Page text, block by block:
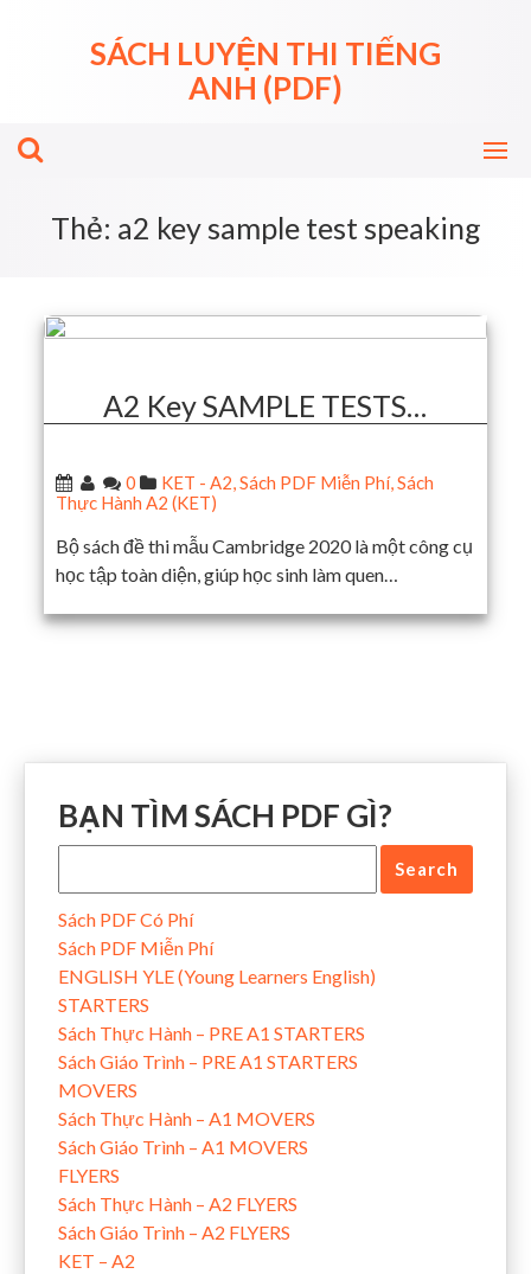
SÁCH LUYỆN THI TIẾNG
ANH (PDF)
Thẻ: a2 key sample test speaking
A2 Key SAMPLE TESTS…
0 KET - A2,Sách PDF Miễn Phí,Sách
Thực Hành A2 (KET)
Bộ sách đề thi mẫu Cambridge 2020 là một công cụ
học tập toàn diện, giúp học sinh làm quen…
BẠN TÌM SÁCH PDF GÌ?
Sách PDF Có Phí
Sách PDF Miễn Phí
ENGLISH YLE (Young Learners English)
STARTERS
Sách Thực Hành – PRE A1 STARTERS
Sách Giáo Trình – PRE A1 STARTERS
MOVERS
Sách Thực Hành – A1 MOVERS
Sách Giáo Trình – A1 MOVERS
FLYERS
Sách Thực Hành – A2 FLYERS
Sách Giáo Trình – A2 FLYERS
KET – A2